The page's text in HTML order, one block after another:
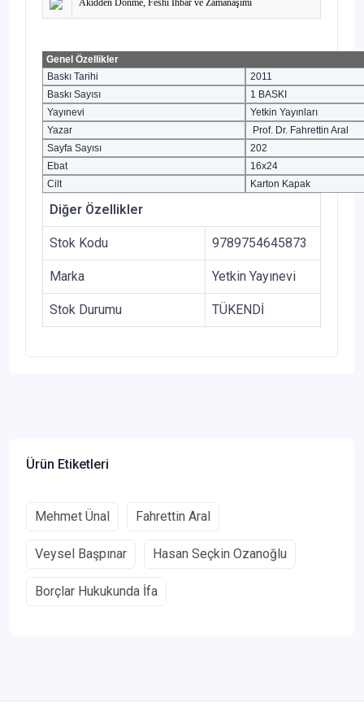
Akidden Dönme, Feshi İhbar ve Zamanaşımı
Genel Özellikler
Baskı Tarihi
2011
Baskı Sayısı
1 BASKI
Yayınevi
Yetkin Yayınları
Yazar
Prof. Dr. Fahrettin Aral
Sayfa Sayısı
202
Ebat
16x24
Cilt
Karton Kapak
Diğer Özellikler
Stok Kodu 9789754645873
Marka Yetkin Yayınevi
Stok Durumu TÜKENDİ
Ürün Etiketleri
Mehmet Ünal Fahrettin Aral
Veysel Başpınar Hasan Seçkin Ozanoğlu
Borçlar Hukukunda İfa